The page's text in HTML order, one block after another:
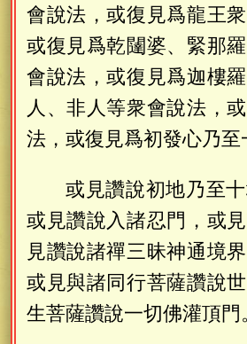
會說法，或復見爲龍王
或復見爲乾闥婆、緊那
會說法，或復見爲迦樓
人、非人等衆會說法，
法，或復見爲初發心乃至
或見讚說初地乃至
或見讚說入諸忍門，或
見讚說諸禪三昧神通境
或見與諸同行菩薩讚說
生菩薩讚說一切佛灌頂門